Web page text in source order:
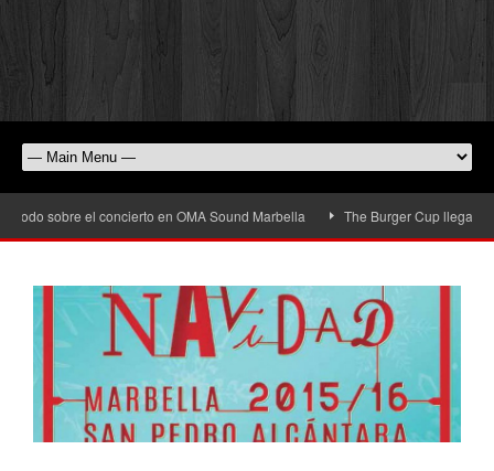
sobre el concierto en OMA Sound Marbella The Burger Cup llega a San